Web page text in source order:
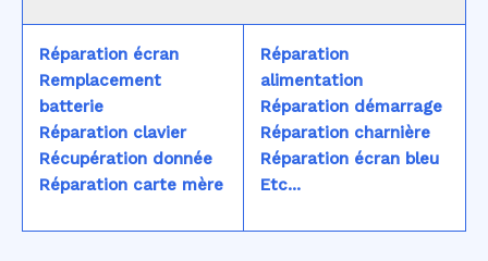
Réparation écran
Remplacement
batterie
Réparation clavier
Récupération donnée
Réparation carte mère
Réparation
alimentation
Réparation démarrage
Réparation charnière
Réparation écran bleu
Etc...